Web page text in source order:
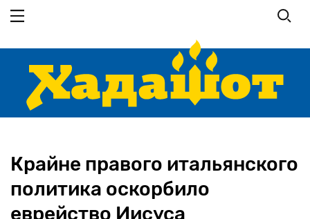
основному
Крайне правого итальянского
политика оскорбило
еврейство Иисуса